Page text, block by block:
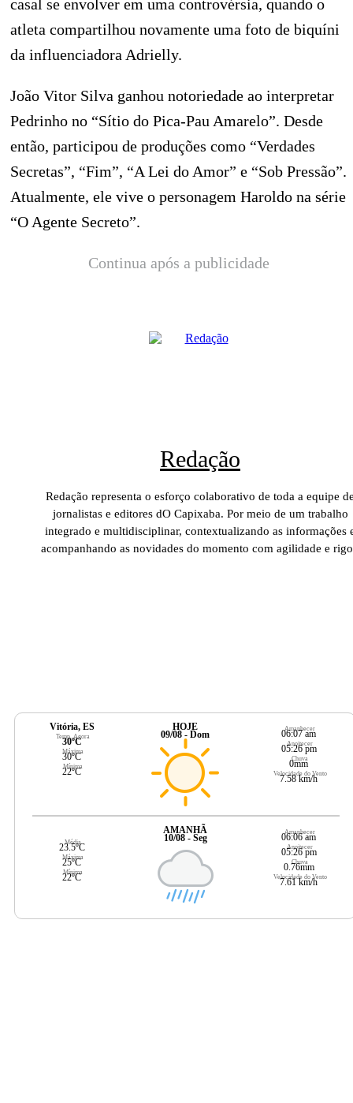
casal se envolver em uma controvérsia, quando o
atleta compartilhou novamente uma foto de biquíni
da influenciadora Adrielly.
João Vitor Silva ganhou notoriedade ao interpretar
Pedrinho no “Sítio do Pica-Pau Amarelo”. Desde
então, participou de produções como “Verdades
Secretas”, “Fim”, “A Lei do Amor” e “Sob Pressão”.
Atualmente, ele vive o personagem Haroldo na série
“O Agente Secreto”.
Continua após a publicidade
Redação
Redação representa o esforço colaborativo de toda a equipe
jornalistas e editores dO Capixaba. Por meio de um trabalho
integrado e multidisciplinar, contextualizando as informações
acompanhando as novidades do momento com agilidade e
Vitória, ES
Temp. Agora
30ºC
Máxima
30ºC
Mínima
22ºC
HOJE
09/08 - Dom
Amanhecer
06:07 am
Anoitecer
05:26 pm
Chuva
0mm
Velocidade do Vento
7.58 km/h
Média
23.5ºC
Máxima
25ºC
Mínima
22ºC
AMANHÃ
10/08 - Seg
Amanhecer
06:06 am
Anoitecer
05:26 pm
Chuva
0.76mm
Velocidade do Vento
7.61 km/h